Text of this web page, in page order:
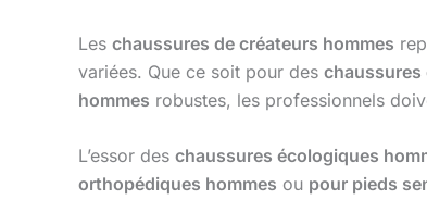
Les chaussures de créateurs hommes
variées. Que ce soit pour des chaussures
hommes robustes, les professionnels
L’essor des chaussures écologiques
orthopédiques hommes ou pour pieds